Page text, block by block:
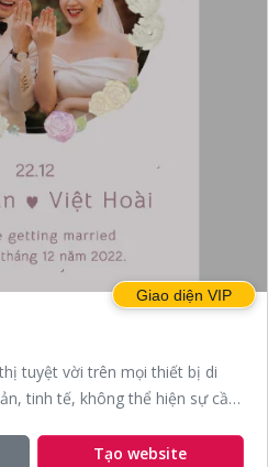
Giao diện VIP
tuyệt vời trên mọi thiết bị di
tinh tế, không thể hiện sự cầu
Tạo website